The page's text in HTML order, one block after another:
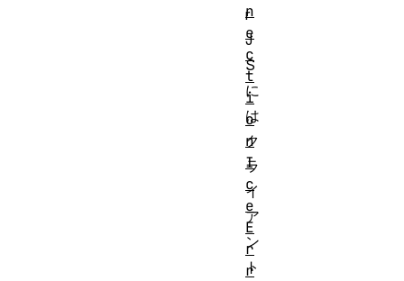
r
J
S
に
は
ク
ラ
イ
ア
ン
ト
n
e
c
t
i
o
n
I
c
e
E
r
r